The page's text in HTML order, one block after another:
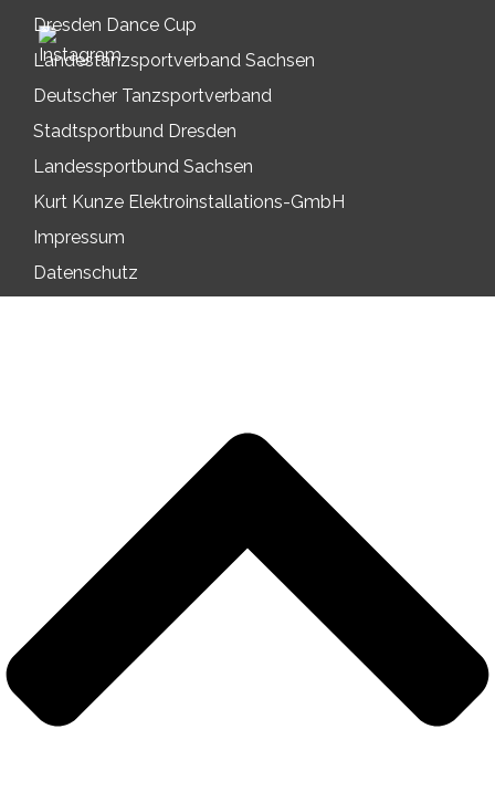
Dresden Dance Cup
Landestanzsportverband Sachsen
Deutscher Tanzsportverband
Stadtsportbund Dresden
Landessportbund Sachsen
Kurt Kunze Elektroinstallations-GmbH
Impressum
Datenschutz